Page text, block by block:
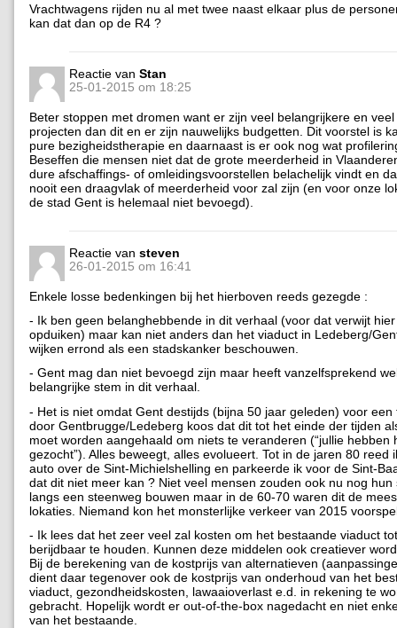
Vrachtwagens rijden nu al met twee naast elkaar plus de
kan dat dan op de R4 ?
Reactie van Stan
25-01-2015 om 18:25
Beter stoppen met dromen want er zijn veel belangrijkere en
projecten dan dit en er zijn nauwelijks budgetten. Dit voorstel is
pure bezigheidstherapie en daarnaast is er ook nog wat
Beseffen die mensen niet dat de grote meerderheid in
dure afschaffings- of omleidingsvoorstellen belachelijk vindt en
nooit een draagvlak of meerderheid voor zal zijn (en voor onze
de stad Gent is helemaal niet bevoegd).
Reactie van steven
26-01-2015 om 16:41
Enkele losse bedenkingen bij het hierboven reeds gezegde :
- Ik ben geen belanghebbende in dit verhaal (voor dat verwijt
opduiken) maar kan niet anders dan het viaduct in Ledeberg/
wijken errond als een stadskanker beschouwen.
- Gent mag dan niet bevoegd zijn maar heeft vanzelfsprekend
belangrijke stem in dit verhaal.
- Het is niet omdat Gent destijds (bijna 50 jaar geleden) voor
door Gentbrugge/Ledeberg koos dat dit tot het einde der tijden
moet worden aangehaald om niets te veranderen (“jullie hebben
gezocht”). Alles beweegt, alles evolueert. Tot in de jaren 80 reed
auto over de Sint-Michielshelling en parkeerde ik voor de Sint-
dat dit niet meer kan ? Niet veel mensen zouden ook nu nog hun
langs een steenweg bouwen maar in de 60-70 waren dit de
lokaties. Niemand kon het monsterlijke verkeer van 2015
- Ik lees dat het zeer veel zal kosten om het bestaande viaduct
berijdbaar te houden. Kunnen deze middelen ook creatiever
Bij de berekening van de kostprijs van alternatieven
dient daar tegenover ook de kostprijs van onderhoud van het
viaduct, gezondheidskosten, lawaaioverlast e.d. in rekening te
gebracht. Hopelijk wordt er out-of-the-box nagedacht en niet
van het bestaande.